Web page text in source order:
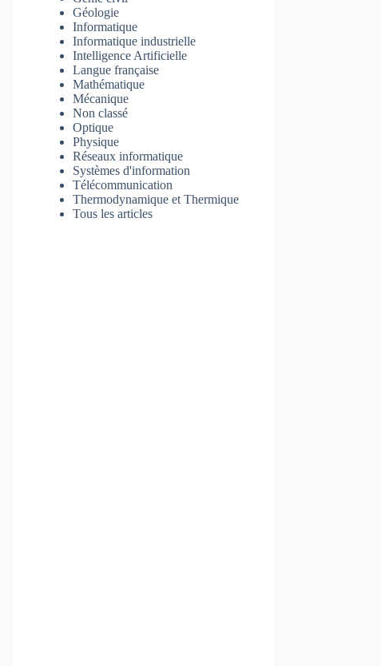
Géologie
Informatique
Informatique industrielle
Intelligence Artificielle
Langue française
Mathématique
Mécanique
Non classé
Optique
Physique
Réseaux informatique
Systèmes d'information
Télécommunication
Thermodynamique et Thermique
Tous les articles